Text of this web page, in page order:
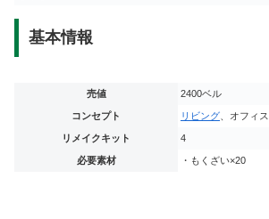
基本情報
売値 2400ベル
コンセプト リビング、オフィス
リメイクキット 4
必要素材 ・もくざい×20